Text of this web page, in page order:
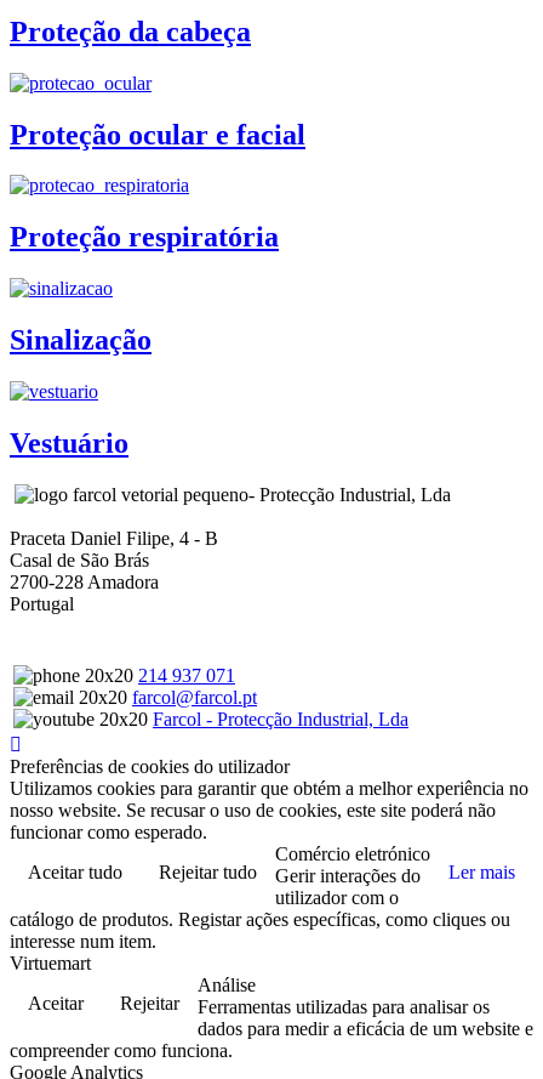
Proteção da cabeça
Proteção ocular e facial
Proteção respiratória
Sinalização
Vestuário
- Protecção Industrial, Lda
Praceta Daniel Filipe, 4 - B
Casal de São Brás
2700-228 Amadora
Portugal
214 937 071
farcol@farcol.pt
Farcol - Protecção Industrial, Lda
Preferências de cookies do utilizador
Utilizamos cookies para garantir que obtém a melhor experiência no
nosso website. Se recusar o uso de cookies, este site poderá não
funcionar como esperado.
Aceitar tudo
Rejeitar tudo Ler mais
Comércio eletrónico
Gerir interações do
utilizador com o
catálogo de produtos. Registar ações específicas, como cliques ou
interesse num item.
Virtuemart
Aceitar
Rejeitar
Análise
Ferramentas utilizadas para analisar os
dados para medir a eficácia de um website e
compreender como funciona.
Google Analytics